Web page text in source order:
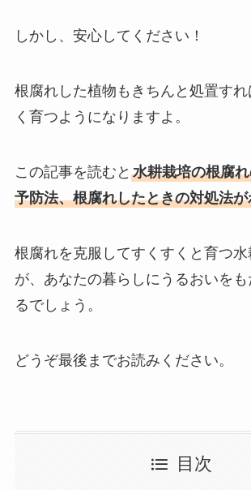
しかし、安心してください！
根腐れした植物もきちんと処置すれ
く育つようになりますよ。
この記事を読むと 水耕栽培の根腐
予防法、根腐れしたときの対処法
根腐れを克服してすくすくと育つ
が、あなたの暮らしにうるおいを
るでしょう。
どうぞ最後までお読みください。
目次